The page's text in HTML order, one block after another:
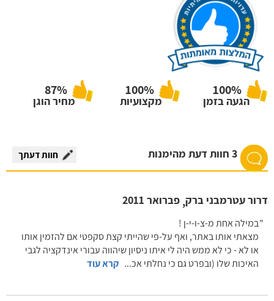
100%
הגעה בזמן
100%
מקצועיות
87%
מחיר הוגן
3 חוות דעת מהימנות חוות דעתך
דרור עטרמבני ברק,פברואר 2011
במילה אחת מ-צ-ו-י-ן !
מצאתי אותו באתר, ואף על-פי שהייתי קצת סקפטי אם להזמין אותו
או לא - כי לא ממש היה לי איתו ניסיון שיהווה עבורי אינדקציה לגבי
האיכות שלו (ובפרט גם כי נחלתי אכ... קרא עוד